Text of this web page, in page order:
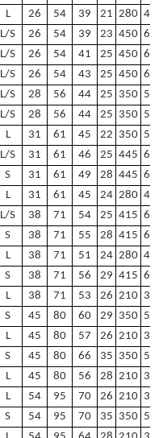
L 26 54 39 21 280
L/S 26 54 39 23 450
L/S 26 54 41 25 450
L/S 26 54 43 25 450
L/S 28 56 44 25 350
L/S 28 56 44 25 350
L 31 61 45 22 350
L/S 31 61 46 25 445
S 31 61 49 28 445
L 31 61 45 24 280
L/S 38 71 54 25 415
S 38 71 55 28 415
L 38 71 51 24 280
S 38 71 56 29 415
L 38 71 53 26 210
S 45 80 60 29 350
L 45 80 57 26 210
S 45 80 66 35 350
L 45 80 56 28 210
L 54 95 70 26 210
S 54 95 70 35 350